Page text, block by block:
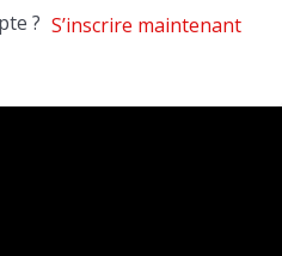
? S’inscrire maintenant